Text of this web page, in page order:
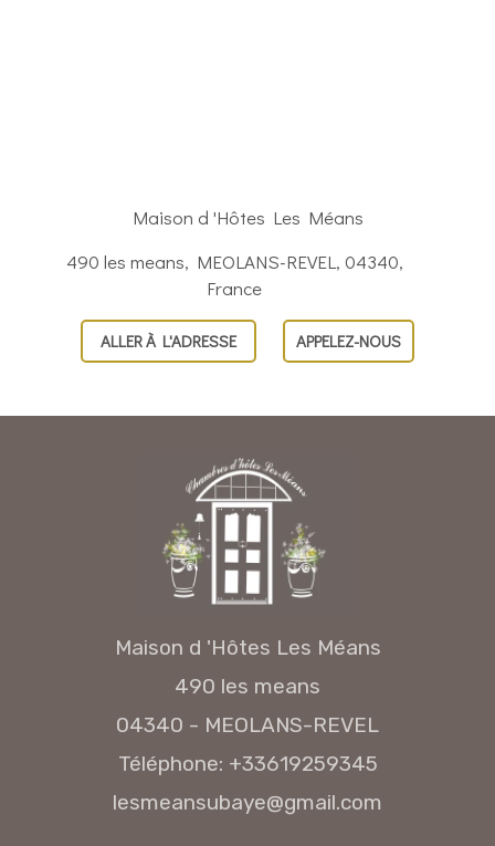
Maison d 'Hôtes Les Méans
490 les means, MEOLANS-REVEL, 04340,
France
ALLER À L'ADRESSE APPELEZ-NOUS
Maison d 'Hôtes Les Méans
490 les means
04340 - MEOLANS-REVEL
Téléphone: +33619259345
lesmeansubaye@gmail.com